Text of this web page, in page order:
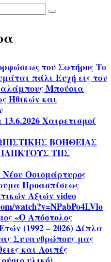
του Σωτήρος Το
πάλι Ευχή εις τον
Μπούσια
Ηθικών και
Χαιρετισμοί
ΒΟΗΘΕΙΑΣ
ΤΗΣ
Οσιομάρτυρος
Προασπίσεως
Αξιών video
watch?v=NPabPo4LVlo
«Ο Απόστολος
(1992 – 2026) Δίπλα
Συνανθρώπους μας
και Λοιπές